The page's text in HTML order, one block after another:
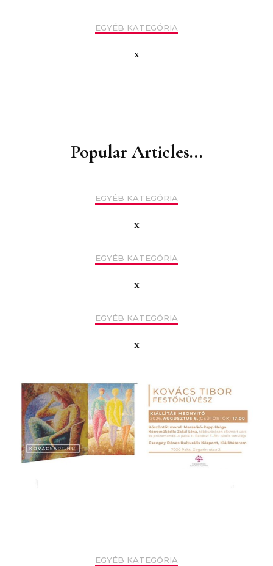
EGYÉB KATEGÓRIA
x
Popular Articles...
EGYÉB KATEGÓRIA
x
EGYÉB KATEGÓRIA
x
EGYÉB KATEGÓRIA
x
EGYÉB KATEGÓRIA